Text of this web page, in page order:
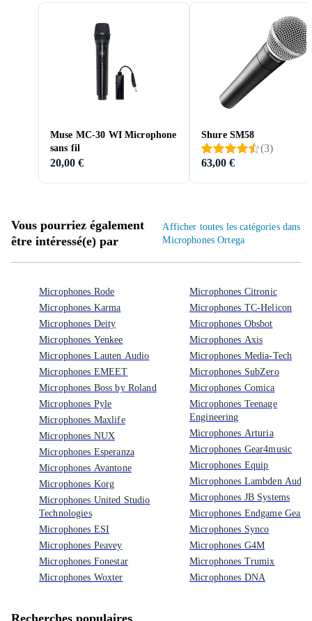
Muse MC-30 WI Microphone
sans fil
20,00 €
Shure SM58
(3)
63,00 €
Vous pourriez également
être intéressé(e) par
Afficher toutes les catégories dans
Microphones Ortega
Microphones Rode
Microphones Karma
Microphones Deity
Microphones Yenkee
Microphones Lauten Audio
Microphones EMEET
Microphones Boss by Roland
Microphones Pyle
Microphones Maxlife
Microphones NUX
Microphones Esperanza
Microphones Avantone
Microphones Korg
Microphones United Studio
Technologies
Microphones ESI
Microphones Peavey
Microphones Fonestar
Microphones Woxter
Microphones Citronic
Microphones TC-Helicon
Microphones Obsbot
Microphones Axis
Microphones Media-Tech
Microphones SubZero
Microphones Comica
Microphones Teenage
Engineering
Microphones Arturia
Microphones Gear4music
Microphones Equip
Microphones Lambden Audio
Microphones JB Systems
Microphones Endgame Gear
Microphones Synco
Microphones G4M
Microphones Trumix
Microphones DNA